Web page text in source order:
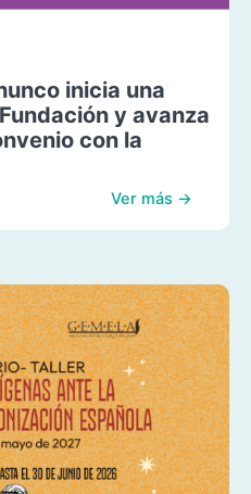
inicia una
y avanza
con la
Ver más →